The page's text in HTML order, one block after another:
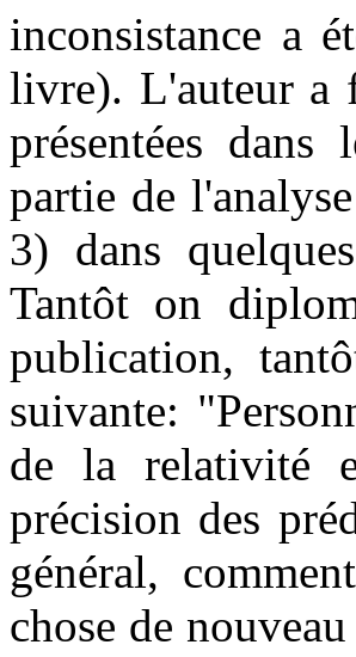
inconsistance a
livre). L'auteur a
présentées dans
partie de
3) dans
Tantôt on
publication,
suivante:
de la relativité
précision des
général,
chose de